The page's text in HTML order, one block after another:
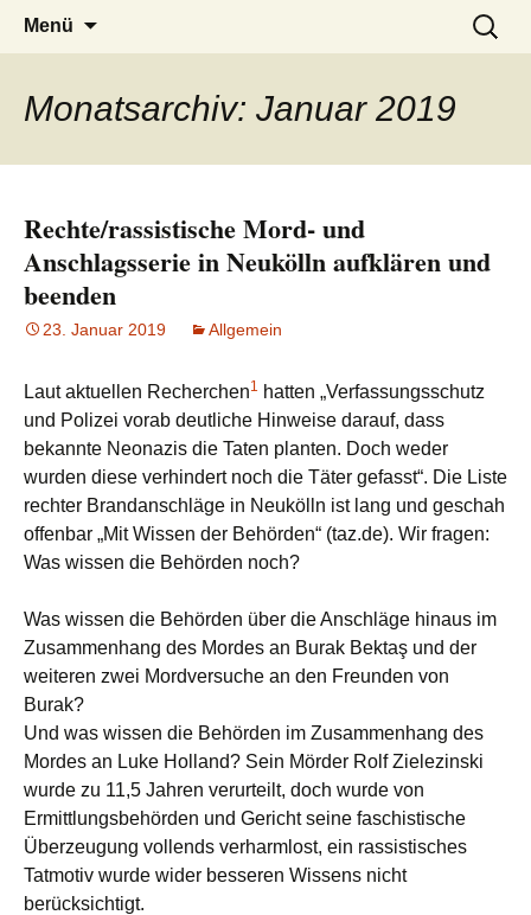
burak
Menü
Suchen
nach:
Monatsarchiv: Januar 2019
Rechte/rassistische Mord- und
Anschlagsserie in Neukölln aufklären und
beenden
23. Januar 2019 Allgemein
Laut aktuellen Recherchen1 hatten „Verfassungsschutz
und Polizei vorab deutliche Hinweise darauf, dass
bekannte Neonazis die Taten planten. Doch weder
wurden diese verhindert noch die Täter gefasst“. Die Liste
rechter Brandanschläge in Neukölln ist lang und geschah
offenbar „Mit Wissen der Behörden“ (taz.de). Wir fragen:
Was wissen die Behörden noch?
Was wissen die Behörden über die Anschläge hinaus im
Zusammenhang des Mordes an Burak Bektaş und der
weiteren zwei Mordversuche an den Freunden von
Burak?
Und was wissen die Behörden im Zusammenhang des
Mordes an Luke Holland? Sein Mörder Rolf Zielezinski
wurde zu 11,5 Jahren verurteilt, doch wurde von
Ermittlungsbehörden und Gericht seine faschistische
Überzeugung vollends verharmlost, ein rassistisches
Tatmotiv wurde wider besseren Wissens nicht
berücksichtigt.